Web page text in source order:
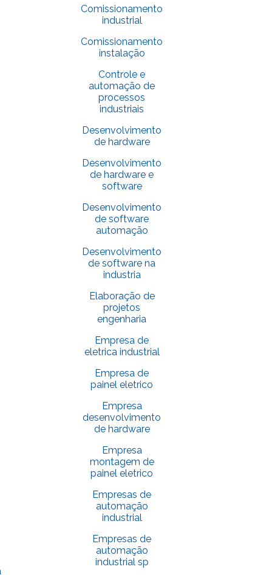
Comissionamento
industrial
Comissionamento
instalação
Controle e
automação de
processos
industriais
Desenvolvimento
de hardware
Desenvolvimento
de hardware e
software
Desenvolvimento
de software
automação
Desenvolvimento
de software na
industria
Elaboração de
projetos
engenharia
Empresa de
eletrica industrial
Empresa de
painel eletrico
Empresa
desenvolvimento
de hardware
Empresa
montagem de
painel eletrico
Empresas de
automação
industrial
Empresas de
automação
industrial sp